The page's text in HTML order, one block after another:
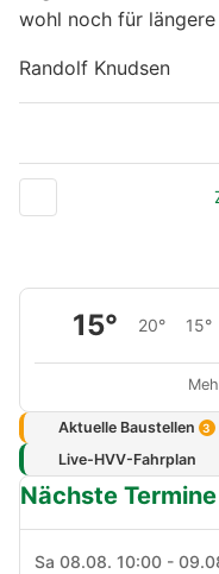
wohl noch für
Randolf Knudsen
15° 20° 15°
Aktuelle Baustellen 3
Live-HVV-Fahrplan
Nächste Termine
Sa 08.08. 10:00 -